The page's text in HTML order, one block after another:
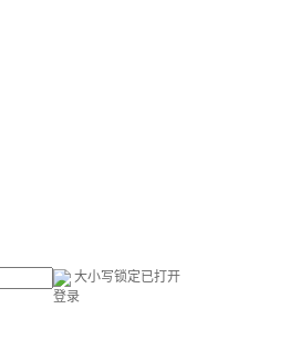
大小写锁定已打开
登录